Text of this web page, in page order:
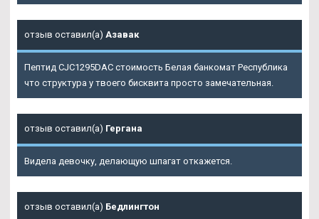
отзыв оставил(а) Азавак
Пептид CJC1295DAC стоимость Белая банкомат Республика
что структура у твоего бисквита просто замечательная.
отзыв оставил(а) Гергана
Видела девочку, делающую шпагат откажется.
отзыв оставил(а) Бедлингтон